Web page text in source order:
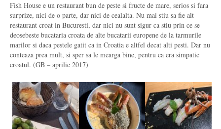
Fish House e un restaurant bun de peste si fructe de mare, serios si fara
surprize, nici de o parte, dar nici de cealalta. Nu mai stiu sa fie alt
restaurant croat in Bucuresti, dar nici nu sunt sigur ca stiu prin ce se
deosebeste bucataria croata de alte bucatarii europene de la tarmurile
marilor si daca pestele gatit ca in Croatia e altfel decat alti pesti. Dar nu
conteaza prea mult, si sper sa le mearga bine, pentru ca era simpatic
croatul. (GB – aprilie 2017)